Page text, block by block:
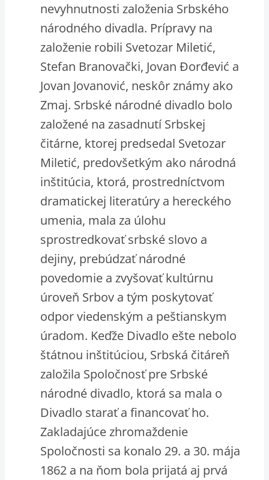
nevyhnutnosti založenia Srbského
národného divadla. Prípravy na
založenie robili Svetozar Miletić,
Stefan Branovački, Jovan Đorđević a
Jovan Jovanović, neskôr známy ako
Zmaj. Srbské národné divadlo bolo
založené na zasadnutí Srbskej
čitárne, ktorej predsedal Svetozar
Miletić, predovšetkým ako národná
inštitúcia, ktorá, prostredníctvom
dramatickej literatúry a hereckého
umenia, mala za úlohu
sprostredkovať srbské slovo a
dejiny, prebúdzať národné
povedomie a zvyšovať kultúrnu
úroveň Srbov a tým poskytovať
odpor viedenským a peštianskym
úradom. Keďže Divadlo ešte nebolo
štátnou inštitúciou, Srbská čitáreň
založila Spoločnosť pre Srbské
národné divadlo, ktorá sa mala o
Divadlo starať a financovať ho.
Zakladajúce zhromaždenie
Spoločnosti sa konalo 29. a 30. mája
1862 a na ňom bola prijatá aj prvá